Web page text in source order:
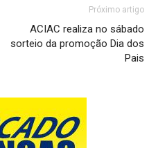
Próximo artigo
ACIAC realiza no sábado
sorteio da promoção Dia dos
Pais